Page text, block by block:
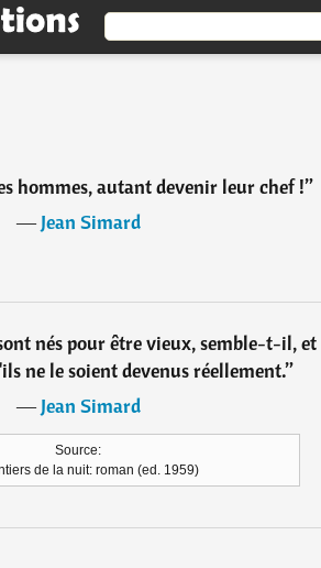
hommes, autant devenir leur chef !”
―Jean Simard
nés pour être vieux, semble-t-il, et
ne le soient devenus réellement.”
―Jean Simard
Source:
de la nuit: roman (ed. 1959)